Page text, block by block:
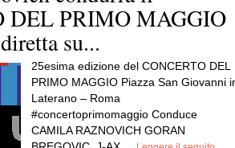
DEL PRIMO MAGGIO
su...
25esima edizione del CONCERTO DEL
PRIMO MAGGIO Piazza San Giovanni
Laterano – Roma
#concertoprimomaggio Conduce
CAMILA RAZNOVICH GORAN